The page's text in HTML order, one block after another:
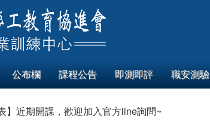
公布欄 課程公告 即測即評 職安測驗
】近期開課，歡迎加入官方line詢問~